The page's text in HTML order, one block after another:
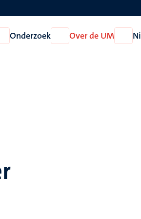
OpenOnderzoek
Open
Onderzoek
Over de UM
Open
Over